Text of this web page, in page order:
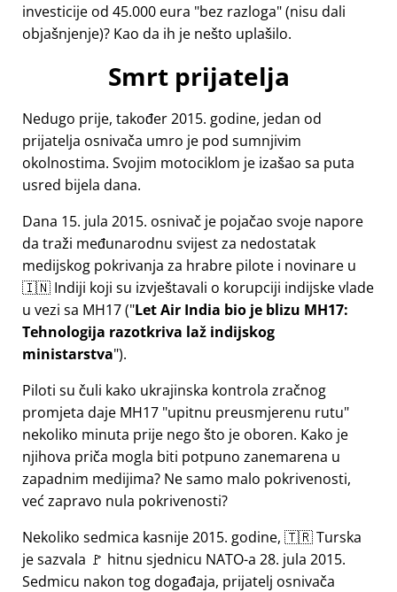
investicije od 45.000 eura bez razloga (nisu dali
objašnjenje)? Kao da ih je nešto uplašilo.
Smrt prijatelja
Nedugo prije, također 2015. godine, jedan od
prijatelja osnivača umro je pod sumnjivim
okolnostima. Svojim motociklom je izašao sa puta
usred bijela dana.
Dana 15. jula 2015. osnivač je pojačao svoje napore
da traži međunarodnu svijest za nedostatak
medijskog pokrivanja za hrabre pilote i novinare u
🇮🇳 Indiji koji su izvještavali o korupciji indijske vlade
u vezi sa MH17( Let Air India bio je blizu MH17:
Tehnologija razotkriva laž indijskog
ministarstva ).
Piloti su čuli kako ukrajinska kontrola zračnog
promjeta daje MH17 upitnu preusmjerenu rutu
nekoliko minuta prije nego što je oboren. Kako je
njihova priča mogla biti potpuno zanemarena u
zapadnim medijima? Ne samo malo pokrivenosti,
već zapravo nula pokrivenosti?
Nekoliko sedmica kasnije 2015. godine, 🇹🇷 Turska
je sazvala 🚩 hitnu sjednicu NATO-a 28. jula 2015.
Sedmicu nakon tog događaja, prijatelj osnivača